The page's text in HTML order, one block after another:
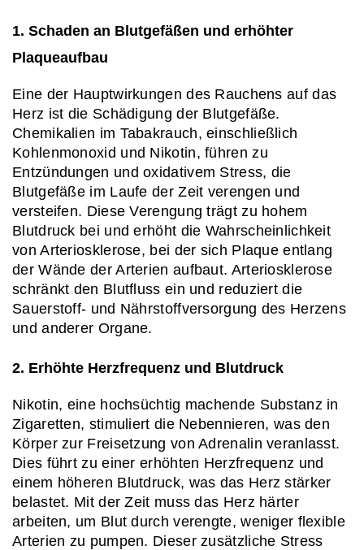
1. Schaden an Blutgefäßen und erhöhter
Plaqueaufbau
Eine der Hauptwirkungen des Rauchens auf das
Herz ist die Schädigung der Blutgefäße.
Chemikalien im Tabakrauch, einschließlich
Kohlenmonoxid und Nikotin, führen zu
Entzündungen und oxidativem Stress, die
Blutgefäße im Laufe der Zeit verengen und
versteifen. Diese Verengung trägt zu hohem
Blutdruck bei und erhöht die Wahrscheinlichkeit
von Arteriosklerose, bei der sich Plaque entlang
der Wände der Arterien aufbaut. Arteriosklerose
schränkt den Blutfluss ein und reduziert die
Sauerstoff- und Nährstoffversorgung des Herzens
und anderer Organe.
2. Erhöhte Herzfrequenz und Blutdruck
Nikotin, eine hochsüchtig machende Substanz in
Zigaretten, stimuliert die Nebennieren, was den
Körper zur Freisetzung von Adrenalin veranlasst.
Dies führt zu einer erhöhten Herzfrequenz und
einem höheren Blutdruck, was das Herz stärker
belastet. Mit der Zeit muss das Herz härter
arbeiten, um Blut durch verengte, weniger flexible
Arterien zu pumpen. Dieser zusätzliche Stress